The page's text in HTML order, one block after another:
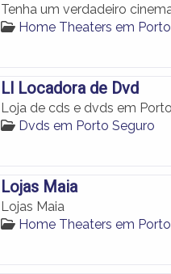
Tenha um verdadeiro
Home Theaters em
Ll Locadora de Dvd
Loja de cds e dvds em
Dvds em Porto Seguro
Lojas Maia
Lojas Maia
Home Theaters em